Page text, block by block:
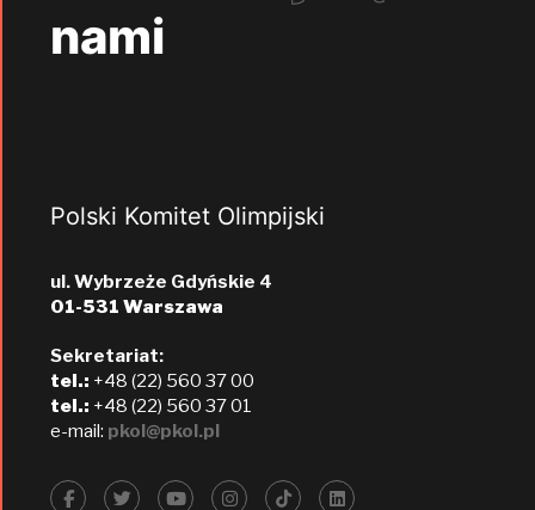
nami
Polski Komitet Olimpijski
ul. Wybrzeże Gdyńskie 4
01-531 Warszawa
Sekretariat:
tel.: +48 (22) 560 37 00
tel.: +48 (22) 560 37 01
e-mail: pkol@pkol.pl